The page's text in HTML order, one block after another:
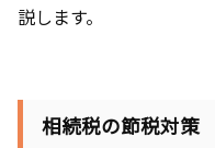
説します。
相続税の節税対策